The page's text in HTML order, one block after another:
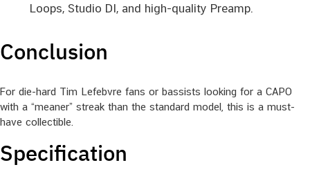
Loops, Studio DI, and high-quality Preamp.
Conclusion
For die-hard Tim Lefebvre fans or bassists looking for a CAPO
with a “meaner” streak than the standard model, this is a must-
have collectible.
Specification